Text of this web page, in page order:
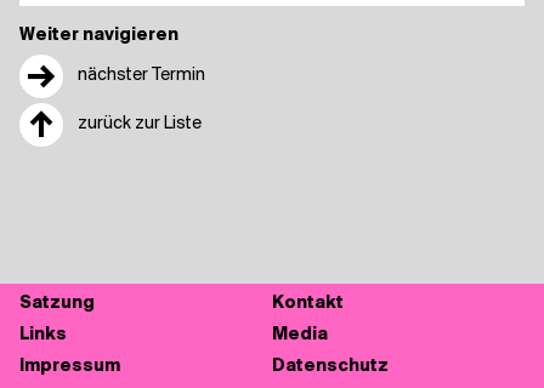
Weiter navigieren
→ nächster Termin
↑ zurück zur Liste
Sat­zung
Kon­takt
Links
Media
Impres­sum
Daten­schutz